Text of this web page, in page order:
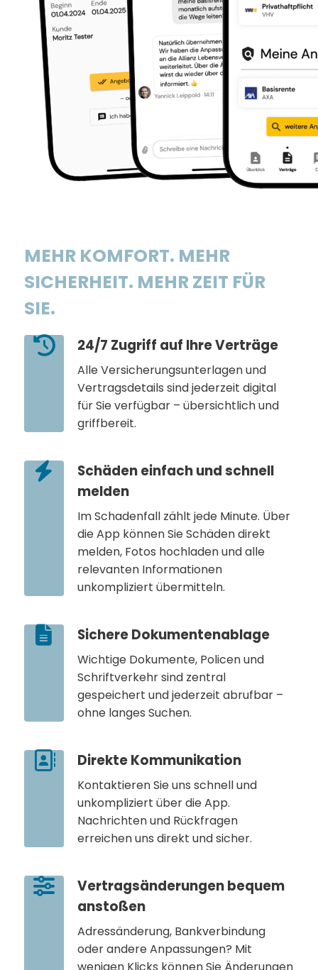
MEHR KOMFORT. MEHR
SICHERHEIT. MEHR ZEIT FÜR
SIE.
24/7 Zugriff auf Ihre Verträge
Alle Versicherungsunterlagen und
Vertragsdetails sind jederzeit digital
für Sie verfügbar – übersichtlich und
griffbereit.
Schäden einfach und schnell
melden
Im Schadenfall zählt jede Minute. Über
die App können Sie Schäden direkt
melden, Fotos hochladen und alle
relevanten Informationen
unkompliziert übermitteln.
Sichere Dokumentenablage
Wichtige Dokumente, Policen und
Schriftverkehr sind zentral
gespeichert und jederzeit abrufbar –
ohne langes Suchen.
Direkte Kommunikation
Kontaktieren Sie uns schnell und
unkompliziert über die App.
Nachrichten und Rückfragen
erreichen uns direkt und sicher.
Vertragsänderungen bequem
anstoßen
Adressänderung, Bankverbindung
oder andere Anpassungen? Mit